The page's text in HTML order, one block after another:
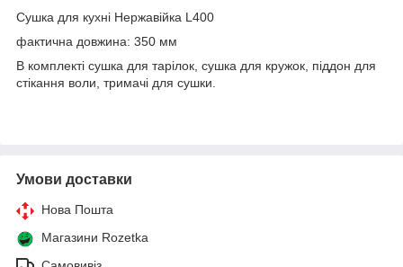
Сушка для кухні Нержавійка L400
фактична довжина: 350 мм
В комплекті сушка для тарілок, сушка для кружок, піддон для
стікання воли, тримачі для сушки.
Умови доставки
Нова Пошта
Магазини Rozetka